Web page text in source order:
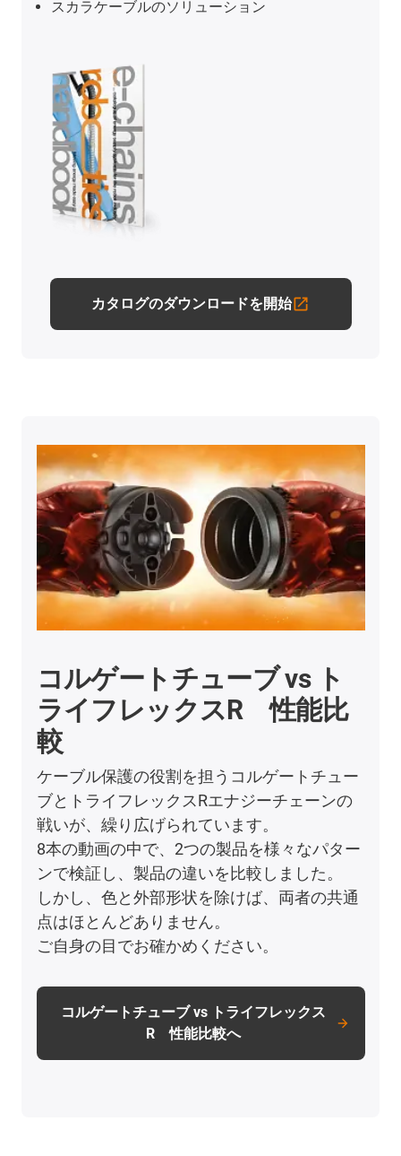
スカラケーブルのソリューション
カタログのダウンロードを開始
コルゲートチューブ vs ト
ライフレックスR 性能比
較
ケーブル保護の役割を担うコルゲートチュー
ブとトライフレックスRエナジーチェーンの
戦いが、繰り広げられています。
8本の動画の中で、2つの製品を様々なパター
ンで検証し、製品の違いを比較しました。
しかし、色と外部形状を除けば、両者の共通
点はほとんどありません。
ご自身の目でお確かめください。
コルゲートチューブ vs トライフレックス
R 性能比較へ